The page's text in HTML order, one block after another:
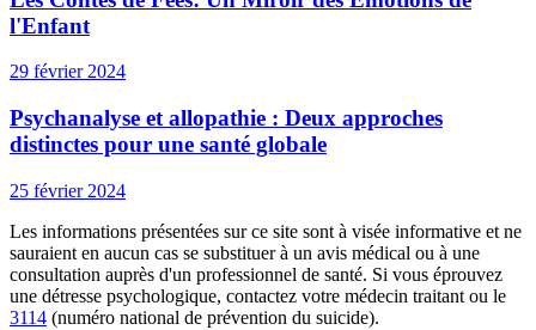
l'Enfant
29 février 2024
Psychanalyse et allopathie : Deux approches
distinctes pour une santé globale
25 février 2024
Les informations présentées sur ce site sont à visée informative et ne
sauraient en aucun cas se substituer à un avis médical ou à une
consultation auprès d'un professionnel de santé. Si vous éprouvez
une détresse psychologique, contactez votre médecin traitant ou le
3114 (numéro national de prévention du suicide).